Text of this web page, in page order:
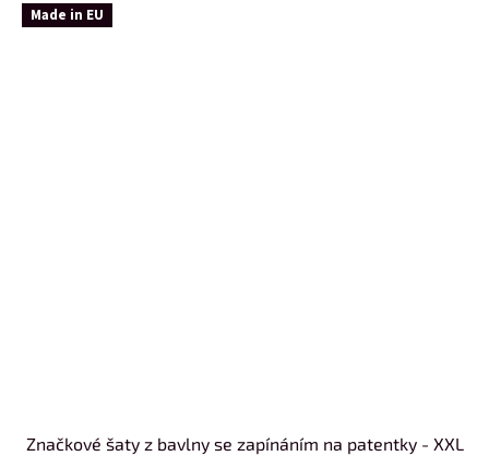
Made in EU
Značkové šaty z bavlny se zapínáním na patentky - XXL